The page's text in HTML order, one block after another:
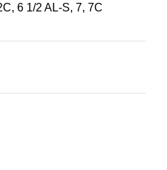
6 1/2 AL-S, 7, 7C